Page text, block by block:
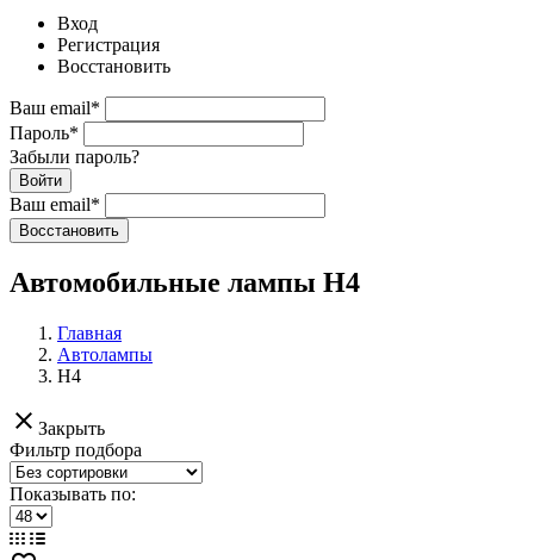
Вход
Регистрация
Восстановить
Ваш email*
Пароль*
Забыли пароль?
Войти
Ваш email*
Воcстановить
Автомобильные лампы H4
Главная
Автолампы
H4
clear Закрыть
Фильтр подбора
Показывать по: